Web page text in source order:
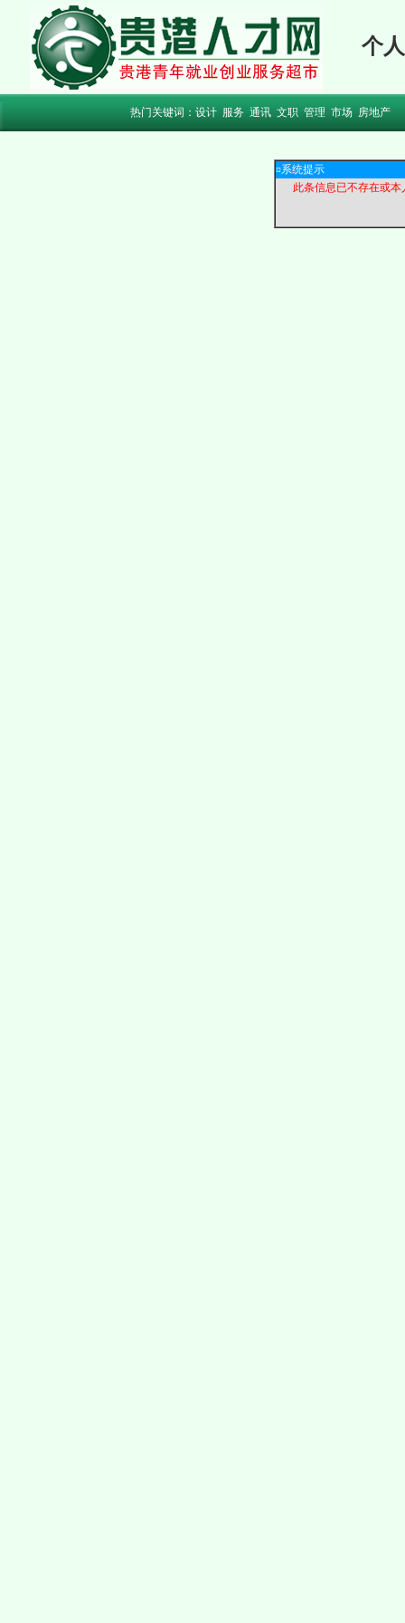
个
热门关键词： 设计 服务 通讯 文职 管理 市场 房地产
¤系统提示
此条信息已不存在或